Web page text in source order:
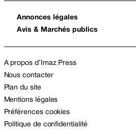
Annonces légales
Avis & Marchés publics
A propos d’Imaz Press
Nous contacter
Plan du site
Mentions légales
Préférences cookies
Politique de confidentialité